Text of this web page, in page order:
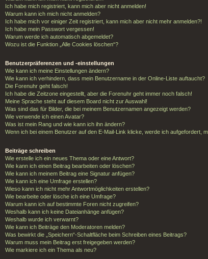
Ich habe mich registriert, kann mich aber nicht anmelden!
Warum kann ich mich nicht anmelden?
Ich habe mich vor einiger Zeit registriert, kann mich aber nicht mehr anmelden?!
Ich habe mein Passwort vergessen!
Warum werde ich automatisch abgemeldet?
Wozu ist die Funktion „Alle Cookies löschen“?
Benutzerpräferenzen und -einstellungen
Wie kann ich meine Einstellungen ändern?
Wie kann ich verhindern, dass mein Benutzername in der Online-Liste auftaucht?
Die Forenuhr geht falsch!
Ich habe die Zeitzone eingestellt, aber die Forenuhr geht immer noch falsch!
Meine Sprache steht auf diesem Board nicht zur Auswahl!
Was sind das für Bilder, die bei meinem Benutzernamen angezeigt werden?
Wie verwende ich einen Avatar?
Was ist mein Rang und wie kann ich ihn ändern?
Wenn ich bei einem Benutzer auf den E-Mail-Link klicke, werde ich aufgefordert,
Beiträge schreiben
Wie erstelle ich ein neues Thema oder eine Antwort?
Wie kann ich einen Beitrag bearbeiten oder löschen?
Wie kann ich meinem Beitrag eine Signatur anfügen?
Wie kann ich eine Umfrage erstellen?
Wieso kann ich nicht mehr Antwortmöglichkeiten erstellen?
Wie bearbeite oder lösche ich eine Umfrage?
Warum kann ich auf bestimmte Foren nicht zugreifen?
Weshalb kann ich keine Dateianhänge anfügen?
Weshalb wurde ich verwarnt?
Wie kann ich Beiträge den Moderatoren melden?
Was bewirkt die „Speichern“-Schaltfläche beim Schreiben eines Beitrags?
Warum muss mein Beitrag erst freigegeben werden?
Wie markiere ich ein Thema als neu?